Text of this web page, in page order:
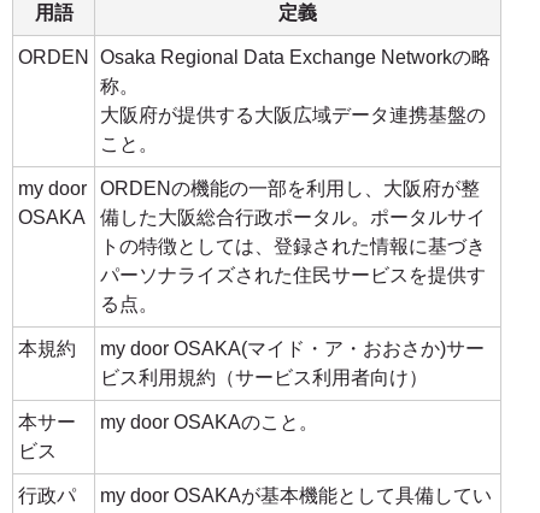
用語
定義
ORDEN
Osaka Regional Data Exchange Networkの略
称。
大阪府が提供する大阪広域データ連携基盤の
こと。
my door
OSAKA
ORDENの機能の一部を利用し、大阪府が整
備した大阪総合行政ポータル。ポータルサイ
トの特徴としては、登録された情報に基づき
パーソナライズされた住民サービスを提供す
る点。
本規約
my door OSAKA(マイド・ア・おおさか)サー
ビス利用規約（サービス利用者向け）
本サー
ビス
my door OSAKAのこと。
行政パ
my door OSAKAが基本機能として具備してい